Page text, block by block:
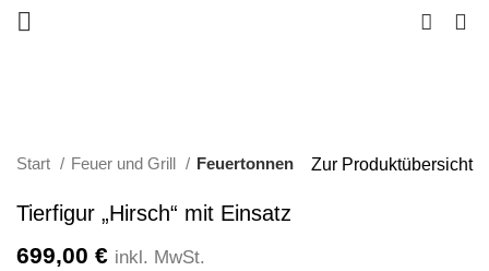
Start Feuer und Grill Feuertonnen Zur Produktübersicht
Tierfigur „Hirsch“ mit Einsatz
699,00 € inkl. MwSt.